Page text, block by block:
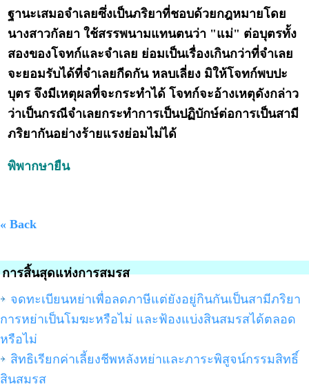
ฐานะเสมอจำเลยซึ่งเป็นภริยาที่ชอบด้วยกฎหมายโดย
นางสาวกัลยา ใช้สรรพนามแทนตนว่า "แม่" ต่อบุตรทั้ง
สองของโจทก์และจำเลย ย่อมเป็นเรื่องเกินกว่าที่จำเลย
จะยอมรับได้ที่จำเลยกีดกัน หลบเลี่ยง มิให้โจทก์พบปะ
บุตร จึงมีเหตุผลที่จะกระทำได้ โจทก์จะอ้างเหตุดังกล่าว
ว่าเป็นกรณีจำเลยกระทำการเป็นปฏิบักษ์ต่อการเป็นสามี
ภริยากันอย่างร้ายแรงย่อมไม่ได้
พิพากษายืน
« Back
การสิ้นสุดแห่งการสมรส
จดทะเบียนหย่าเพื่อลดภาษีแต่ยังอยู่กินกันเป็นสามีภริยา
การหย่าเป็นโมฆะหรือไม่ และฟ้องแบ่งสินสมรสได้ตลอด
หรือไม่
สิทธิเรียกค่าเลี้ยงชีพหลังหย่าและภาระพิสูจน์กรรมสิทธิ์
สินสมรส